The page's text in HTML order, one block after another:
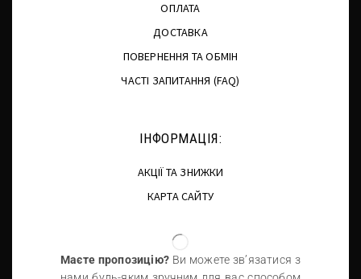
ОПЛАТА
ДОСТАВКА
ПОВЕРНЕННЯ ТА ОБМІН
ЧАСТІ ЗАПИТАННЯ (FAQ)
ІНФОРМАЦІЯ:
АКЦІЇ ТА ЗНИЖКИ
КАРТА САЙТУ
Маєте пропозицію? Ви можете зв’язатися з